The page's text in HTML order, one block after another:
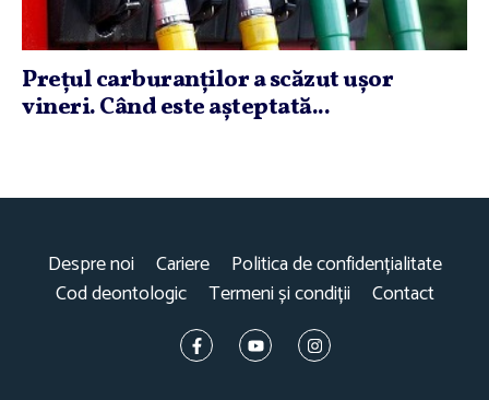
Preţul carburanţilor a scăzut uşor
vineri. Când este aşteptată...
Despre noi Cariere
Politica de confidențialitate
Cod deontologic
Termeni și condiții Contact